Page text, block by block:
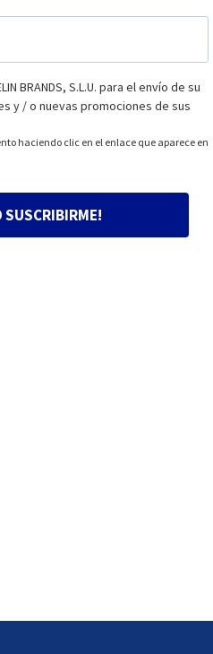
BRANDS, S.L.U. para el envío de su
y / o nuevas promociones de sus
haciendo clic en el enlace que aparece en